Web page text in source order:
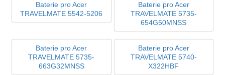
Baterie pro Acer
TRAVELMATE 5542-5206
Baterie pro Acer
TRAVELMATE 5735-
654G50MNSS
Baterie pro Acer
TRAVELMATE 5735-
663G32MNSS
Baterie pro Acer
TRAVELMATE 5740-
X322HBF